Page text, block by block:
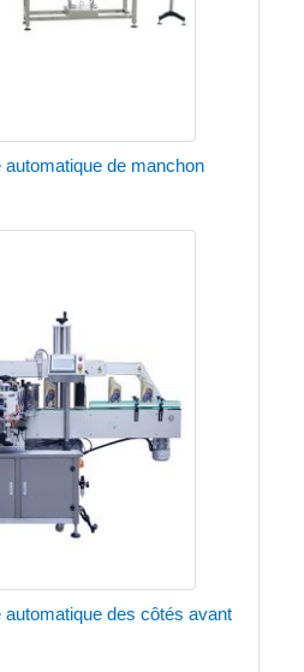
de manchon
automatique des côtés avant